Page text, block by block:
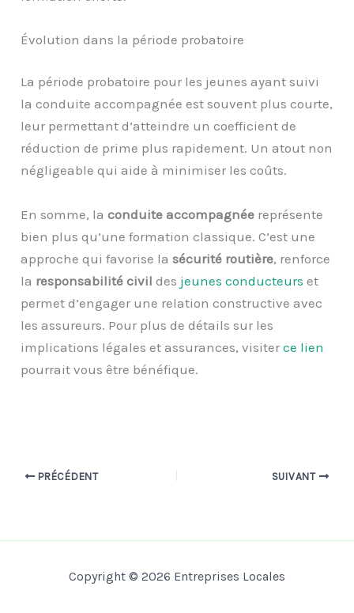
Évolution dans la période probatoire
La période probatoire pour les jeunes ayant suivi
la conduite accompagnée est souvent plus courte,
leur permettant d’atteindre un coefficient de
réduction de prime plus rapidement. Un atout non
négligeable qui aide à minimiser les coûts.
En somme, laconduite accompagnée représente
bien plus qu’une formation classique. C’est une
approche qui favorise lasécurité routière, renforce
la responsabilité civil des jeunes conducteurs et
permet d’engager une relation constructive avec
les assureurs. Pour plus de détails sur les
implications légales et assurances, visiterce lien
pourrait vous être bénéfique.
PRÉCÉDENT SUIVANT
Copyright © 2026 Entreprises Locales